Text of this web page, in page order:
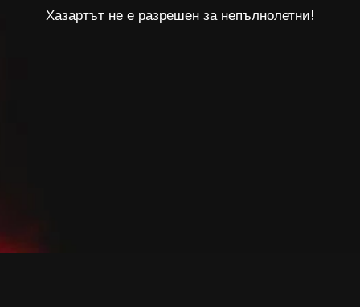
Хазартът не е разрешен за непълнолетни!